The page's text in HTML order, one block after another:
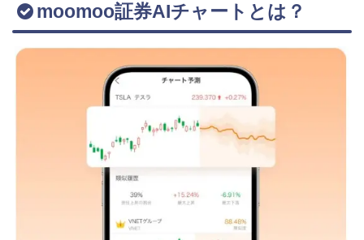
moomoo証券AIチャートとは？